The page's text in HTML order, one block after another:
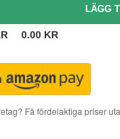
0.00 KR
Få fördelaktiga priser